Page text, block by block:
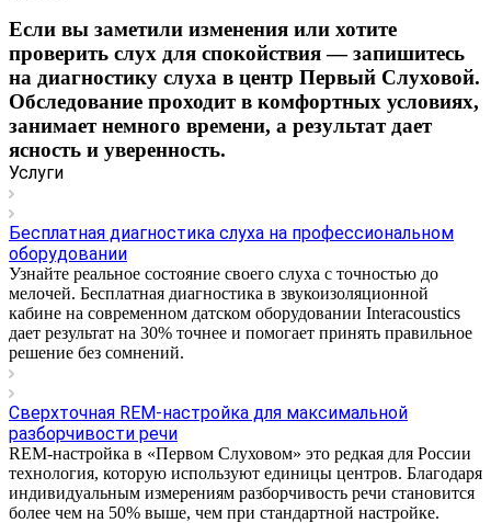
Если вы заметили изменения или хотите
проверить слух для спокойствия — запишитесь
на диагностику слуха в центр Первый Слуховой.
Обследование проходит в комфортных условиях,
занимает немного времени, а результат дает
ясность и уверенность.
Услуги
Бесплатная диагностика слуха на профессиональном
оборудовании
Узнайте реальное состояние своего слуха с точностью до
мелочей. Бесплатная диагностика в звукоизоляционной
кабине на современном датском оборудовании Interacoustics
дает результат на 30% точнее и помогает принять правильное
решение без сомнений.
Сверхточная REM-настройка для максимальной
разборчивости речи
REM-настройка в «Первом Слуховом» это редкая для России
технология, которую используют единицы центров. Благодаря
индивидуальным измерениям разборчивость речи становится
более чем на 50% выше, чем при стандартной настройке.